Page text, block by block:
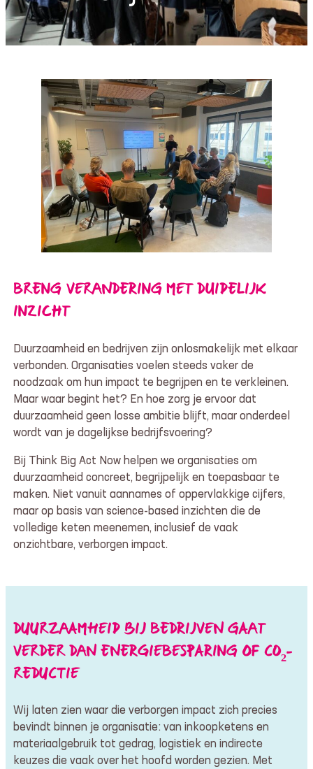
BRENG VERANDERING MET DUIDELIJK
INZICHT
Duurzaamheid en bedrijven zijn onlosmakelijk met elkaar
verbonden. Organisaties voelen steeds vaker de
noodzaak om hun impact te begrijpen en te verkleinen.
Maar waar begint het? En hoe zorg je ervoor dat
duurzaamheid geen losse ambitie blijft, maar onderdeel
wordt van je dagelijkse bedrijfsvoering?
Bij Think Big Act Now helpen we organisaties om
duurzaamheid concreet, begrijpelijk en toepasbaar te
maken. Niet vanuit aannames of oppervlakkige cijfers,
maar op basis van science-based inzichten die de
volledige keten meenemen, inclusief de vaak
onzichtbare, verborgen impact.
DUURZAAMHEID BIJ BEDRIJVEN GAAT
VERDER DAN ENERGIEBESPARING OF CO₂-
REDUCTIE
Wij laten zien waar die verborgen impact zich precies
bevindt binnen je organisatie: van inkoopketens en
materiaalgebruik tot gedrag, logistiek en indirecte
keuzes die vaak over het hoofd worden gezien. Met